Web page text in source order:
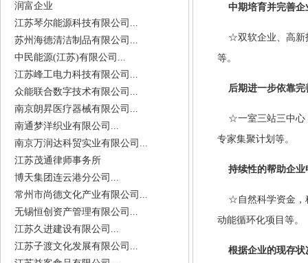
润富企业
江苏琴尔能源科技有限公司...
苏州海德清洁制品有限公司...
中民能源(江苏)有限公司...
江苏峰工电力科技有限公司...
众能联合数字技术有限公司...
南京朗昇医疗器械有限公司...
南通梦洋织业有限公司...
南京万润达科贸实业有限公司...
江苏茂通律师事务所
博天集团连云港分公司...
常州市尚德文化产业有限公司...
无锡恒创资产管理有限公司...
江苏久进建设有限公司...
江苏子渡文化发展有限公司...
中期培育并完善企
☆双软企业、高
等。
后期进一步依靠完
☆一室三站三中
专家集聚计划等。
持续性的帮助企业
☆ 自然科学资金
动能循环化项目等。
根据企业的现存状